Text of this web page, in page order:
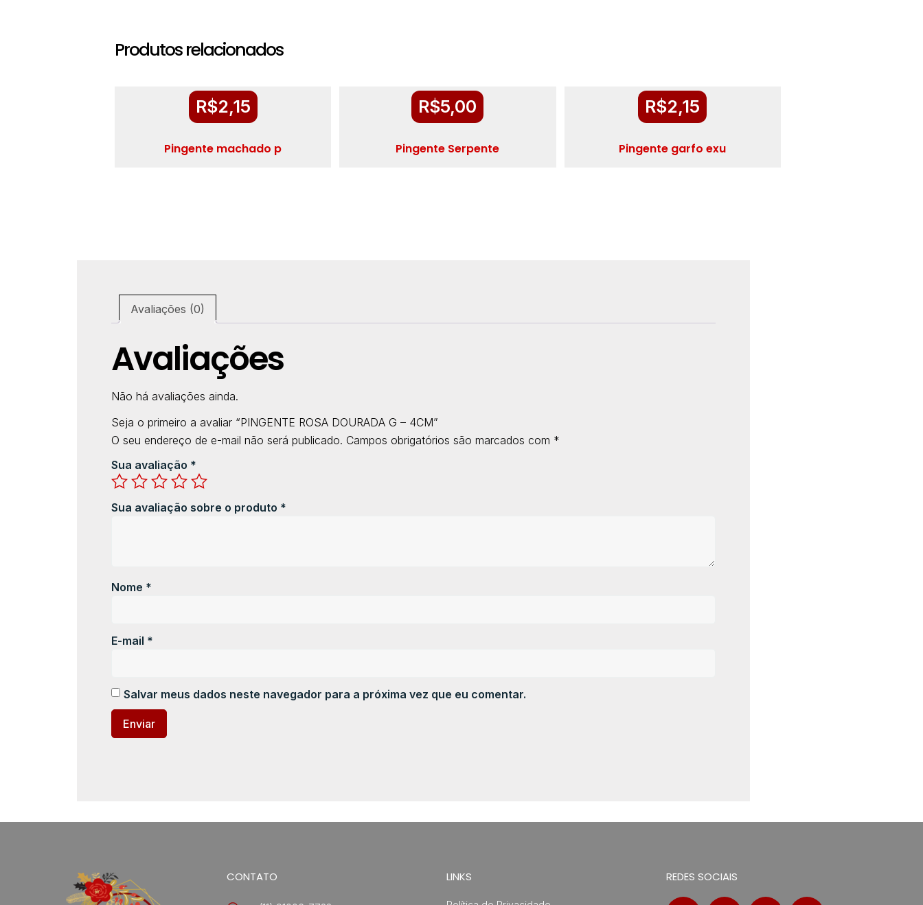
Produtos relacionados
R$2,15
Pingente machado p
R$5,00
Pingente Serpente
R$2,15
Pingente garfo exu
Avaliações (0)
Avaliações
Não há avaliações ainda.
Seja o primeiro a avaliar “PINGENTE ROSA DOURADA G – 4CM”
O seu endereço de e-mail não será publicado. Campos obrigatórios são marcados com *
Sua avaliação *
Sua avaliação sobre o produto *
Nome *
E-mail *
Salvar meus dados neste navegador para a próxima vez que eu comentar.
CONTATO LINKS REDES SOCIAIS